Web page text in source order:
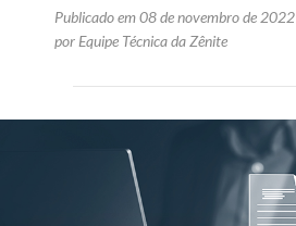
Publicado em 08 de novembro de 2022
por Equipe Técnica da Zênite